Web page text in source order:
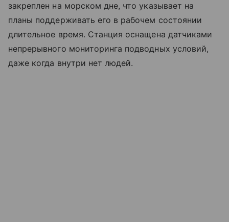
закреплен на морском дне, что указывает на
планы поддерживать его в рабочем состоянии
длительное время. Станция оснащена датчиками
непрерывного мониторинга подводных условий,
даже когда внутри нет людей.